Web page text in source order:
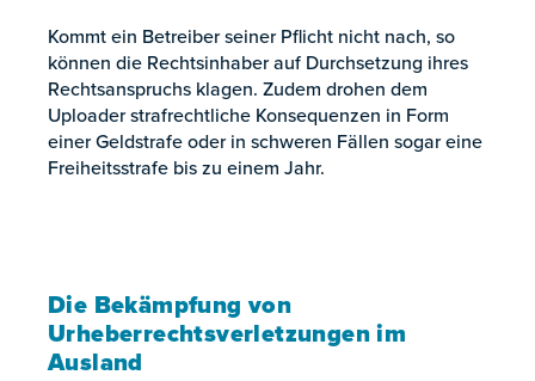
Kommt ein Betreiber seiner Pflicht nicht nach, so
können die Rechtsinhaber auf Durchsetzung ihres
Rechtsanspruchs klagen. Zudem drohen dem
Uploader strafrechtliche Konsequenzen in Form
einer Geldstrafe oder in schweren Fällen sogar eine
Freiheitsstrafe bis zu einem Jahr.
Die Bekämpfung von
Urheberrechtsverletzungen im
Ausland